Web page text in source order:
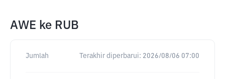
AWE ke RUB
Jumlah Terakhir diperbarui: 2026/08/06 07:00